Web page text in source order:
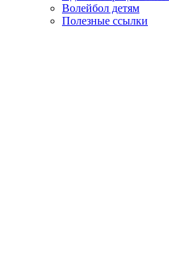
Волейбол детям
Полезные ссылки